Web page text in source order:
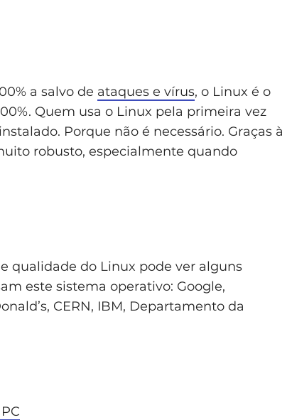
a salvo de ataques e vírus, o Linux é o
Quem usa o Linux pela primeira vez
Porque não é necessário. Graças à
robusto, especialmente quando
qualidade do Linux pode ver alguns
este sistema operativo: Google,
CERN, IBM, Departamento da